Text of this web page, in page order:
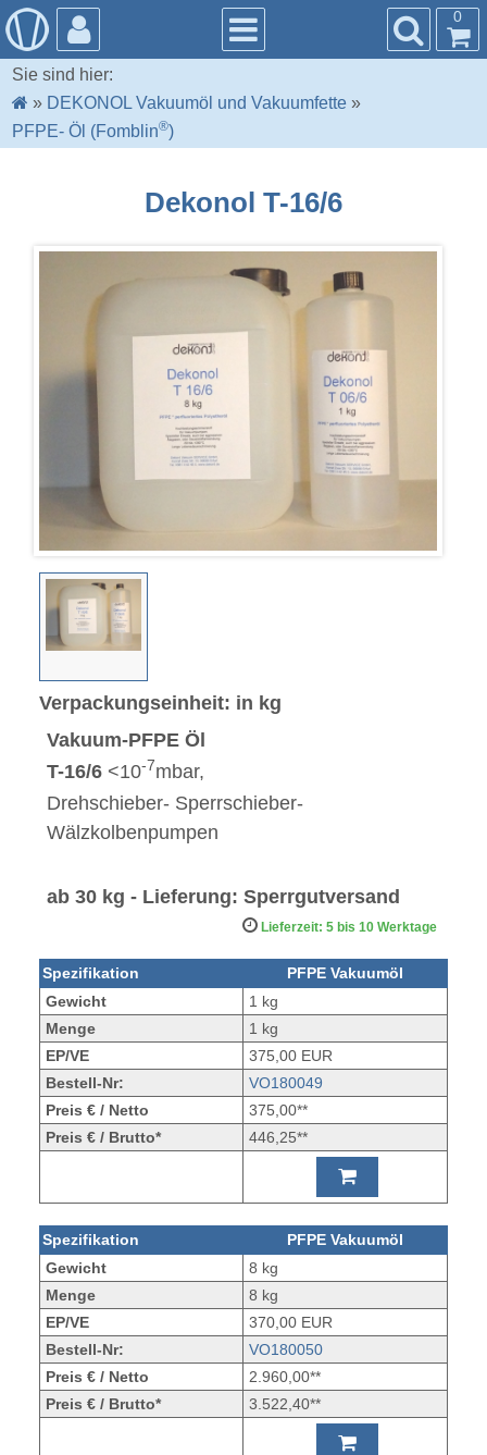
0
Sie sind hier:
» DEKONOL Vakuumöl und Vakuumfette »
PFPE- Öl (Fomblin®)
Dekonol T-16/6
Verpackungseinheit: in kg
Vakuum-PFPE Öl
T-16/6 <10-7mbar,
Drehschieber- Sperrschieber-
Wälzkolbenpumpen
ab 30 kg - Lieferung: Sperrgutversand
Lieferzeit: 5 bis 10 Werktage
Spezifikation
PFPE Vakuumöl
Gewicht
1 kg
Menge
1 kg
EP/VE
375,00 EUR
Bestell-Nr:
VO180049
Preis € / Netto
375,00**
Preis € / Brutto*
446,25**
Spezifikation
PFPE Vakuumöl
Gewicht
8 kg
Menge
8 kg
EP/VE
370,00 EUR
Bestell-Nr:
VO180050
Preis € / Netto
2.960,00**
Preis € / Brutto*
3.522,40**